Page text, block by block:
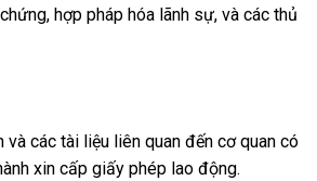
hợp pháp hóa lãnh sự, và các thủ
và các tài liệu liên quan đến cơ quan có
xin cấp giấy phép lao động.